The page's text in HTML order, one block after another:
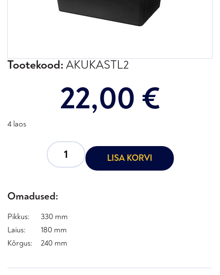
Tootekood: AKUKASTL2
22,00 €
4 laos
LISA KORVI
Omadused:
Pikkus:
330 mm
Laius:
180 mm
Kõrgus:
240 mm